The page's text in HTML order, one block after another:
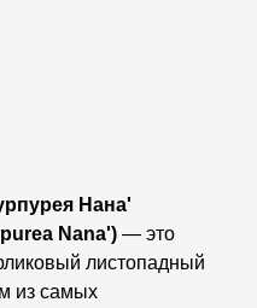
Нана'
Nana') — это
листопадный
из самых